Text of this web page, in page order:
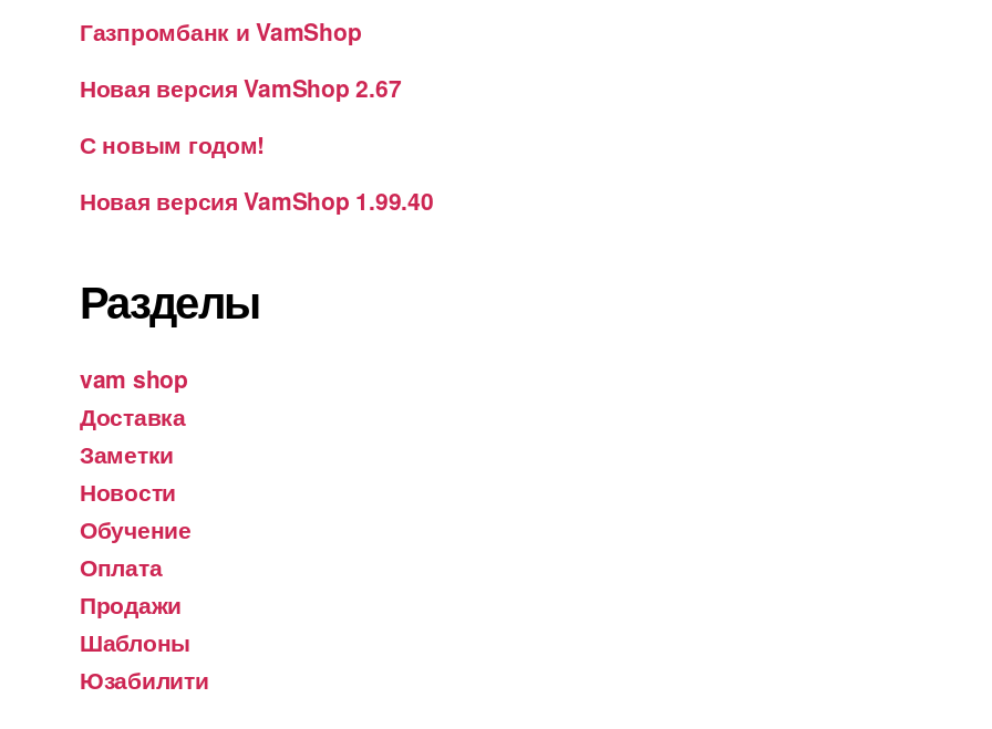
Газпромбанк и VamShop
Новая версия VamShop 2.67
С новым годом!
Новая версия VamShop 1.99.40
Разделы
vam shop
Доставка
Заметки
Новости
Обучение
Оплата
Продажи
Шаблоны
Юзабилити